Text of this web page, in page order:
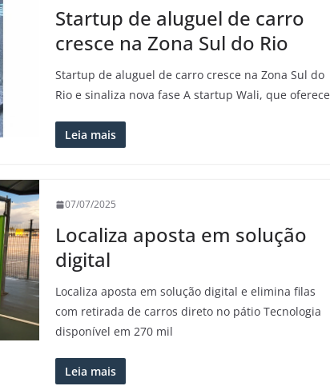
Startup de aluguel de carro
cresce na Zona Sul do Rio
Startup de aluguel de carro cresce na Zona Sul do
Rio e sinaliza nova fase A startup Wali, que oferece
Leia mais
07/07/2025
Localiza aposta em solução
digital
Localiza aposta em solução digital e elimina filas
com retirada de carros direto no pátio Tecnologia
disponível em 270 mil
Leia mais